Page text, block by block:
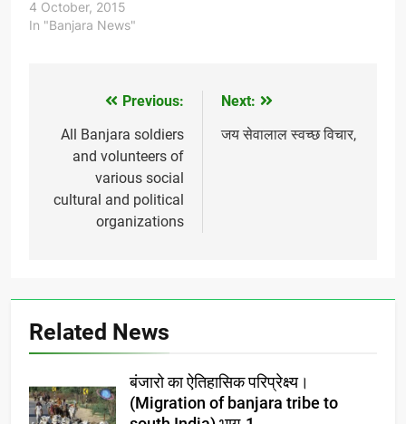
4 October, 2015
In "Banjara News"
navigation
Previous:
All Banjara soldiers
and volunteers of
various social
cultural and political
organizations
Next:
जय सेवालाल स्वच्छ विचार,
Related News
बंजारो का ऐतिहासिक परिप्रेक्ष्य।
(Migration of banjara tribe to